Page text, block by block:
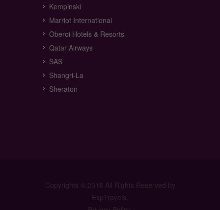
Kempinski
Marriot International
Oberoi Hotels & Resorts
Qatar Airways
SAS
Shangri-La
Sheraton
Copyrights © 2018 All Rights Reserved by
ExpTravels.